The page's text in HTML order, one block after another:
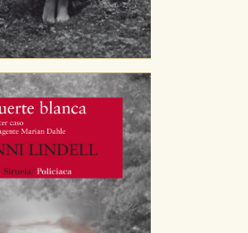
RECHAZAR TODO
necesarias para que nuestro sitio
es posible deshabilitarlas desde
posible hacerlo desde el
ese caso es posible que algunas
web dejen de funcionar
y analíticas